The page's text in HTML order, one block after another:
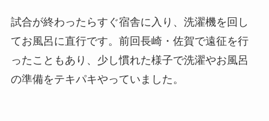
試合が終わったらすぐ宿舎に入り、洗濯機を回し
てお風呂に直行です。前回長崎・佐賀で遠征を行
ったこともあり、少し慣れた様子で洗濯やお風呂
の準備をテキパキやっていました。